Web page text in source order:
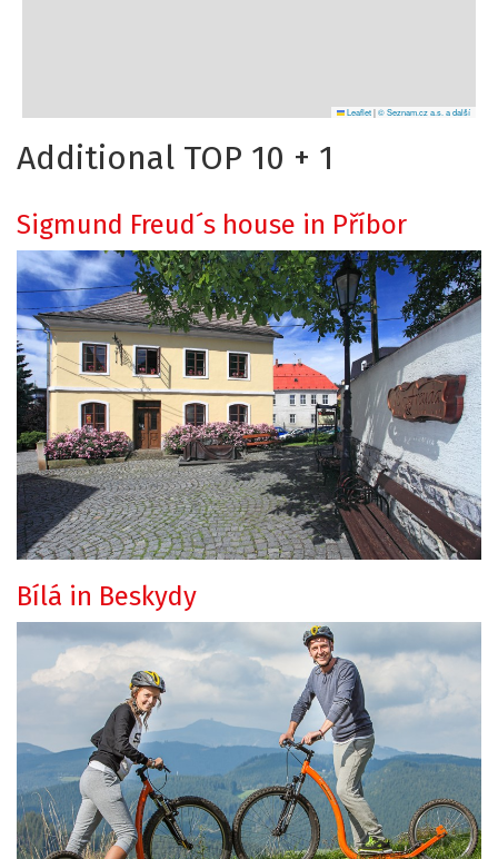
Leaflet|© Seznam.cz a.s. a další
Additional TOP 10 + 1
Sigmund Freud´s house in Příbor
Bílá in Beskydy